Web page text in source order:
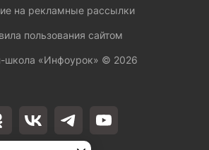
на рекламные рассылки
пользования сайтом
школа «Инфоурок» © 2026